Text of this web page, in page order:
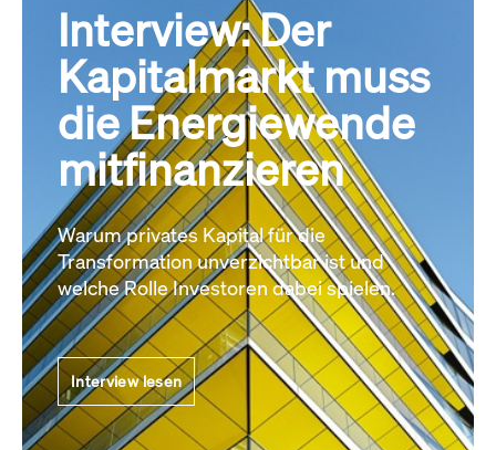
Interview: Der
Kapitalmarkt muss
die Energiewende
mitfinanzieren
Warum privates Kapital für die
Transformation unverzichtbar ist und
welche Rolle Investoren dabei spielen.
Interview lesen